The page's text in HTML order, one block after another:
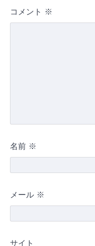
コメント ※
名前 ※
メール ※
サイト